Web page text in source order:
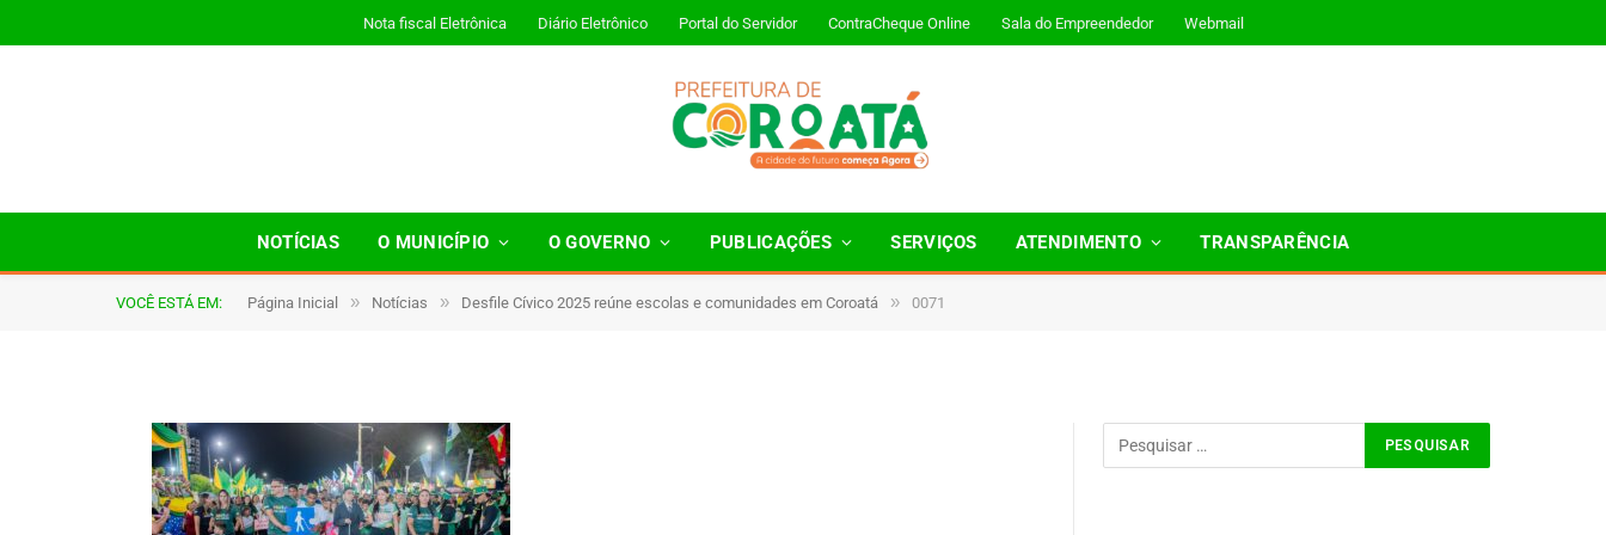
Nota fiscal Eletrônica Diário Eletrônico Portal do Servidor ContraCheque Online Sala do Empreendedor Webmail
NOTÍCIAS O MUNICÍPIO O GOVERNO PUBLICAÇÕES SERVIÇOS ATENDIMENTO TRANSPARÊNCIA
VOCÊ ESTÁ EM: Página Inicial » Notícias » Desfile Cívico 2025 reúne escolas e comunidades em Coroatá » 0071